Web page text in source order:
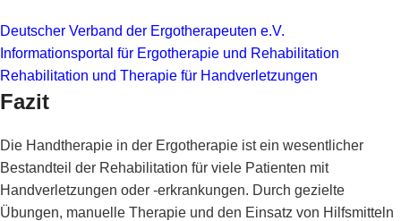
Deutscher Verband der Ergotherapeuten e.V.
Informationsportal für Ergotherapie und Rehabilitation
Rehabilitation und Therapie für Handverletzungen
Fazit
Die Handtherapie in der Ergotherapie ist ein wesentlicher
Bestandteil der Rehabilitation für viele Patienten mit
Handverletzungen oder -erkrankungen. Durch gezielte
Übungen, manuelle Therapie und den Einsatz von Hilfsmitteln